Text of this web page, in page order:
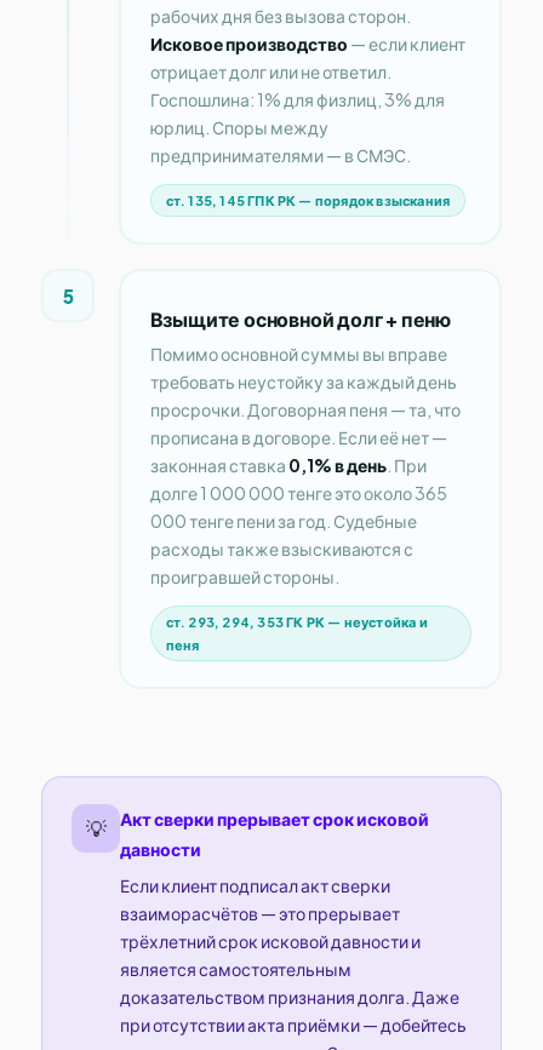
рабочих дня без вызова сторон.
Исковое производство — если клиент
отрицает долг или не ответил.
Госпошлина: 1% для физлиц, 3% для
юрлиц. Споры между
предпринимателями — в СМЭС.
ст. 135, 145 ГПК РК — порядок взыскания
5
Взыщите основной долг + пеню
Помимо основной суммы вы вправе
требовать неустойку за каждый день
просрочки. Договорная пеня — та, что
прописана в договоре. Если её нет —
законная ставка 0,1% в день. При
долге 1 000 000 тенге это около 365
000 тенге пени за год. Судебные
расходы также взыскиваются с
проигравшей стороны.
ст. 293, 294, 353 ГК РК — неустойка и
пеня
💡
Акт сверки прерывает срок исковой
давности
Если клиент подписал акт сверки
взаиморасчётов — это прерывает
трёхлетний срок исковой давности и
является самостоятельным
доказательством признания долга. Даже
при отсутствии акта приёмки — добейтесь